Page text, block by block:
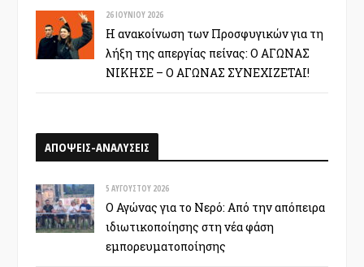
26 ΙΟΥΝΊΟΥ 2026
Η ανακοίνωση των Προσφυγικών για τη
λήξη της απεργίας πείνας: Ο ΑΓΩΝΑΣ
ΝΙΚΗΣΕ – Ο ΑΓΩΝΑΣ ΣΥΝΕΧΙΖΕΤΑΙ!
ΑΠΟΨΕΙΣ-ΑΝΑΛΥΣΕΙΣ
5 ΑΥΓΟΎΣΤΟΥ 2026
Ο Αγώνας για το Νερό: Από την απόπειρα
ιδιωτικοποίησης στη νέα φάση
εμπορευματοποίησης